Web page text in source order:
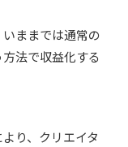
ままでは通常の
法で収益化する
り、クリエイタ